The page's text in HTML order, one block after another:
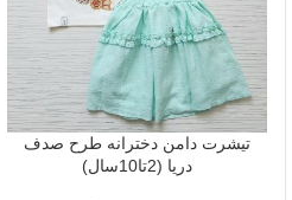
تیشرت دامن دخترانه طرح صدف
دریا (2تا10سال)